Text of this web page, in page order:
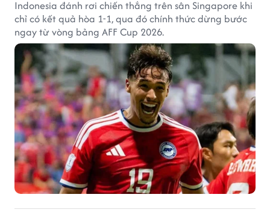
Indonesia đánh rơi chiến thắng trên sân Singapore khi
chỉ có kết quả hòa 1-1, qua đó chính thức dừng bước
ngay từ vòng bảng AFF Cup 2026.